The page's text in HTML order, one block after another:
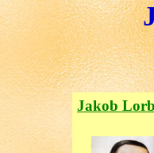
Jakob